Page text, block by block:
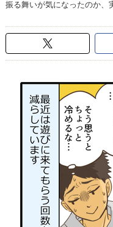
振る舞いが気になったのか、